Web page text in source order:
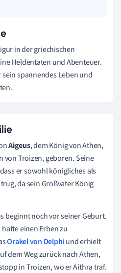
in der griechischen
Heldentaten und Abenteuer.
spannendes Leben und
Aigeus, dem König von Athen,
von Troizen, geboren. Seine
er sowohl königliches als
da sein Großvater König
beginnt noch vor seiner Geburt.
einen Erben zu
Orakel von Delphiund erhielt
dem Weg zurück nach Athen,
in Troizen, wo er Aithra traf.